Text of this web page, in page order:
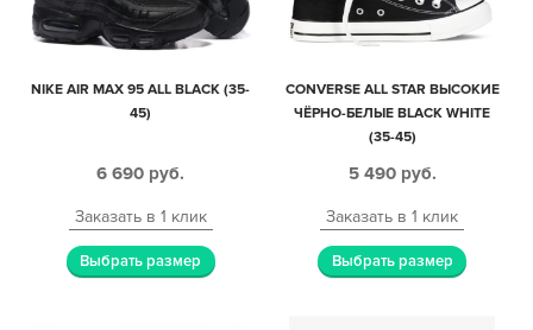
NIKE AIR MAX 95 ALL BLACK (35-
45)
6 690 руб.
Заказать в 1 клик
Выбрать размер
CONVERSE ALL STAR ВЫСОКИЕ
ЧЁРНО-БЕЛЫЕ BLACK WHITE
(35-45)
5 490 руб.
Заказать в 1 клик
Выбрать размер